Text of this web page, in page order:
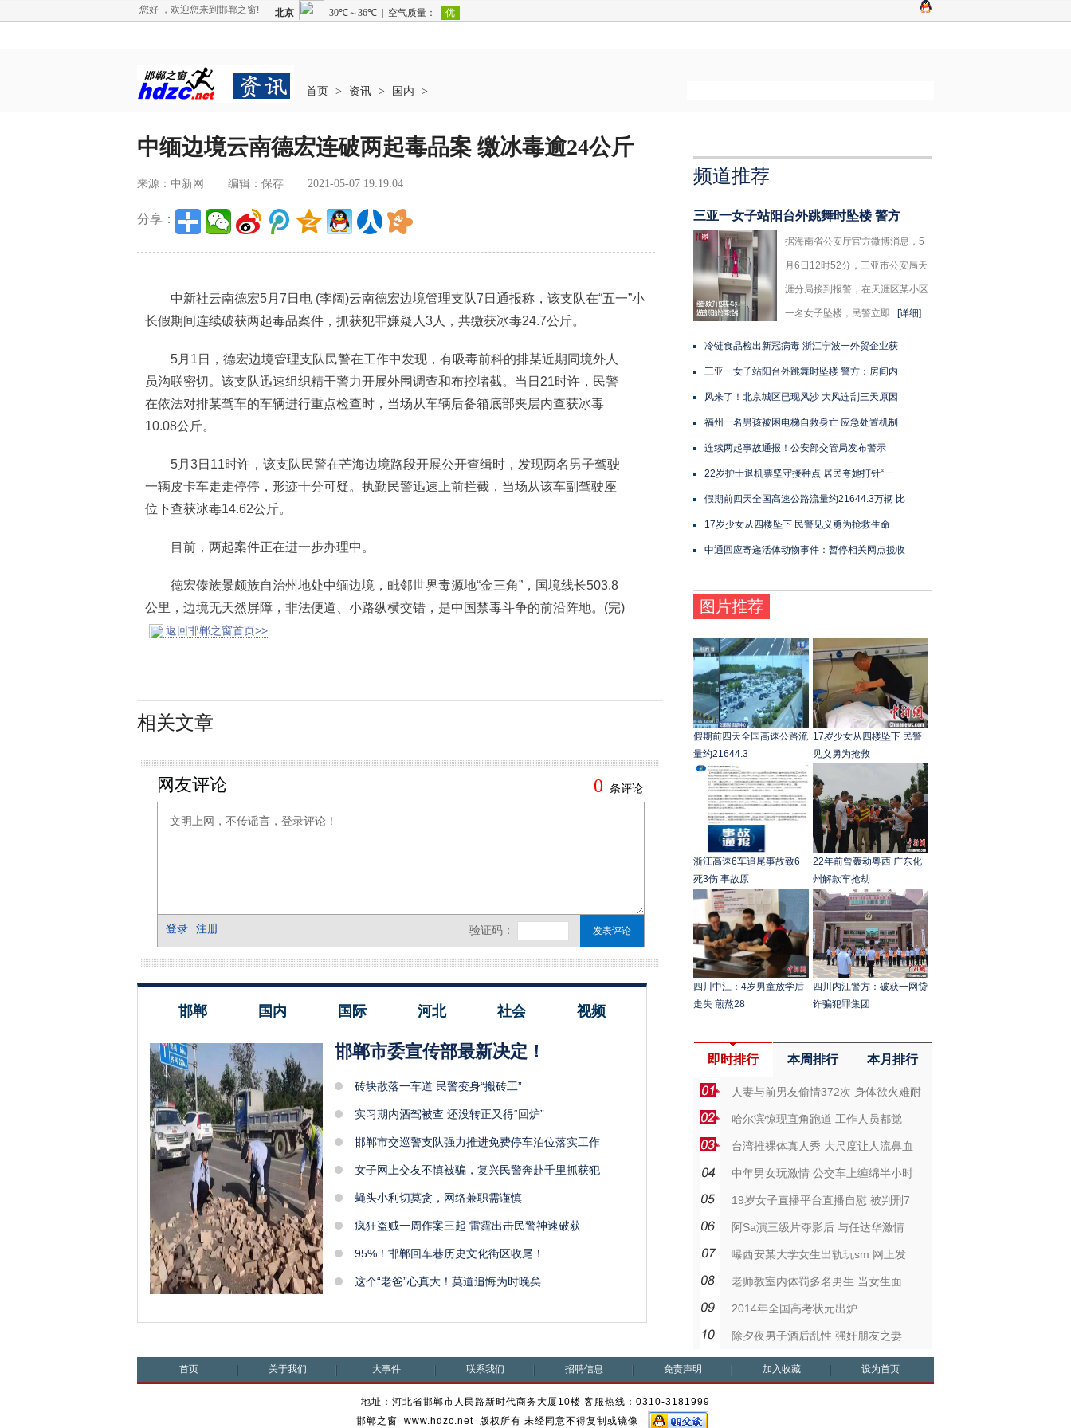
您好 ，欢迎您来到邯郸之窗!
首页 > 资讯 > 国内 >
中缅边境云南德宏连破两起毒品案 缴冰毒逾24公斤
来源：中新网 编辑：保存 2021-05-07 19:19:04
分享：
中新社云南德宏5月7日电 (李阔)云南德宏边境管理支队7日通报称，该支队在“五一”小
长假期间连续破获两起毒品案件，抓获犯罪嫌疑人3人，共缴获冰毒24.7公斤。
5月1日，德宏边境管理支队民警在工作中发现，有吸毒前科的排某近期同境外人
员沟联密切。该支队迅速组织精干警力开展外围调查和布控堵截。当日21时许，民警
在依法对排某驾车的车辆进行重点检查时，当场从车辆后备箱底部夹层内查获冰毒
10.08公斤。
5月3日11时许，该支队民警在芒海边境路段开展公开查缉时，发现两名男子驾驶
一辆皮卡车走走停停，形迹十分可疑。执勤民警迅速上前拦截，当场从该车副驾驶座
位下查获冰毒14.62公斤。
目前，两起案件正在进一步办理中。
德宏傣族景颇族自治州地处中缅边境，毗邻世界毒源地“金三角”，国境线长503.8
公里，边境无天然屏障，非法便道、小路纵横交错，是中国禁毒斗争的前沿阵地。(完)
返回邯郸之窗首页>>
相关文章
邯郸 国内 国际 河北 社会 视频
邯郸市委宣传部最新决定！
砖块散落一车道 民警变身“搬砖工”
实习期内酒驾被查 还没转正又得“回炉”
邯郸市交巡警支队强力推进免费停车泊位落实工作
女子网上交友不慎被骗，复兴民警奔赴千里抓获犯
蝇头小利切莫贪，网络兼职需谨慎
疯狂盗贼一周作案三起 雷霆出击民警神速破获
95%！邯郸回车巷历史文化街区收尾！
这个“老爸”心真大！莫道追悔为时晚矣……
频道推荐
三亚一女子站阳台外跳舞时坠楼 警方
据海南省公安厅官方微博消息，5
月6日12时52分，三亚市公安局天
涯分局接到报警，在天涯区某小区
一名女子坠楼，民警立即...[详细]
冷链食品检出新冠病毒 浙江宁波一外贸企业获
三亚一女子站阳台外跳舞时坠楼 警方：房间内
风来了！北京城区已现风沙 大风连刮三天原因
福州一名男孩被困电梯自救身亡 应急处置机制
连续两起事故通报！公安部交管局发布警示
22岁护士退机票坚守接种点 居民夸她打针“一
假期前四天全国高速公路流量约21644.3万辆 比
17岁少女从四楼坠下 民警见义勇为抢救生命
中通回应寄递活体动物事件：暂停相关网点揽收
图片推荐
假期前四天全国高速公路流
量约21644.3
17岁少女从四楼坠下 民警
见义勇为抢救
浙江高速6车追尾事故致6
死3伤 事故原
22年前曾轰动粤西 广东化
州解款车抢劫
四川中江：4岁男童放学后
走失 煎熬28
四川内江警方：破获一网贷
诈骗犯罪集团
即时排行 本周排行 本月排行
人妻与前男友偷情372次 身体欲火难耐
哈尔滨惊现直角跑道 工作人员都觉
台湾推裸体真人秀 大尺度让人流鼻血
中年男女玩激情 公交车上缠绵半小时
19岁女子直播平台直播自慰 被判刑7
阿Sa演三级片夺影后 与任达华激情
曝西安某大学女生出轨玩sm 网上发
老师教室内体罚多名男生 当女生面
2014年全国高考状元出炉
除夕夜男子酒后乱性 强奸朋友之妻
首页 关于我们 大事件 联系我们 招聘信息 免责声明 加入收藏 设为首页
地址：河北省邯郸市人民路新时代商务大厦10楼 客服热线：0310-3181999
邯郸之窗 www.hdzc.net 版权所有 未经同意不得复制或镜像